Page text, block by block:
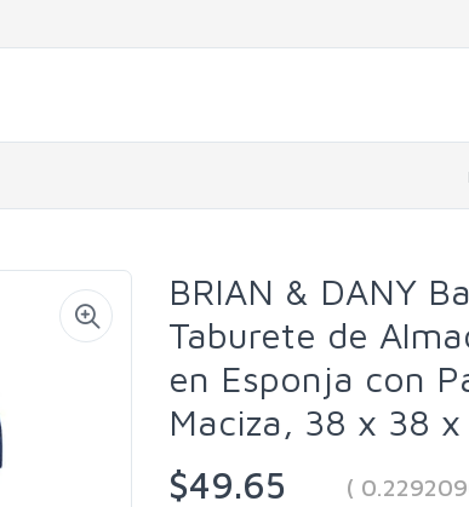
BRIAN & DANY
Taburete de
en Esponja con
Maciza, 38 x 38
$49.65
(